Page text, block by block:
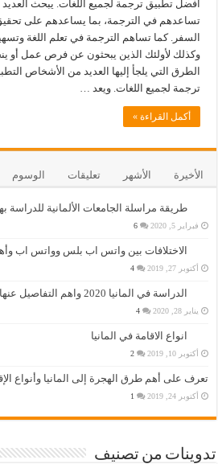
أفضل تطبيق ترجمة لجميع اللغات. يبحث
تساعدهم في الترجمة، بما يساعدهم على
السفر. كما تساهم الترجمة في تعلم اللغة
وكذلك لأولئك الذين يبحثون عن فرص عمل أو
الطرق التي يلجأ إليها العديد من الأشخاص
ترجمة لجميع اللغات. ويعد …
أكمل القراءة »
الأخيرة الأشهر تعليقات الوسوم
طريقة مراسلة الجامعات الألمانية للدراسة
فبراير 5, 2020 6
الاختلافات بين واتس اب بلس وواتس اب
أكتوبر 27, 2019 4
الدراسة في المانيا 2020 واهم التفاصيل عنها
يناير 28, 2020 4
انواع الاقامة في المانيا
أكتوبر 10, 2019 2
تعرف على أهم طرق الهجرة إلى المانيا وأنواع
أكتوبر 24, 2019 1
تدوينات من تصنيف